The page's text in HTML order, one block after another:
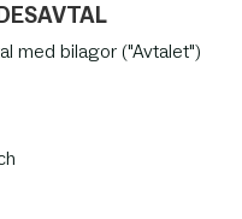
med bilagor ("Avtalet")